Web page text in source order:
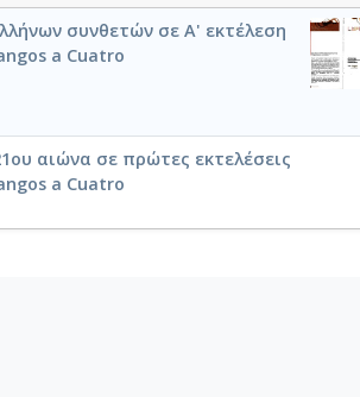
συνθετών σε Α' εκτέλεση
a Cuatro
αιώνα σε πρώτες εκτελέσεις
a Cuatro